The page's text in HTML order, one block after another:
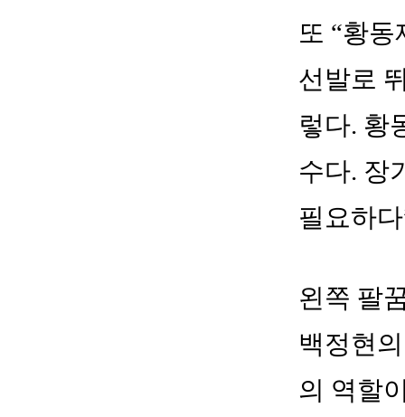
또 “황
선발로
렇다. 황
수다. 장
필요하
왼쪽 팔
백정현
의 역할